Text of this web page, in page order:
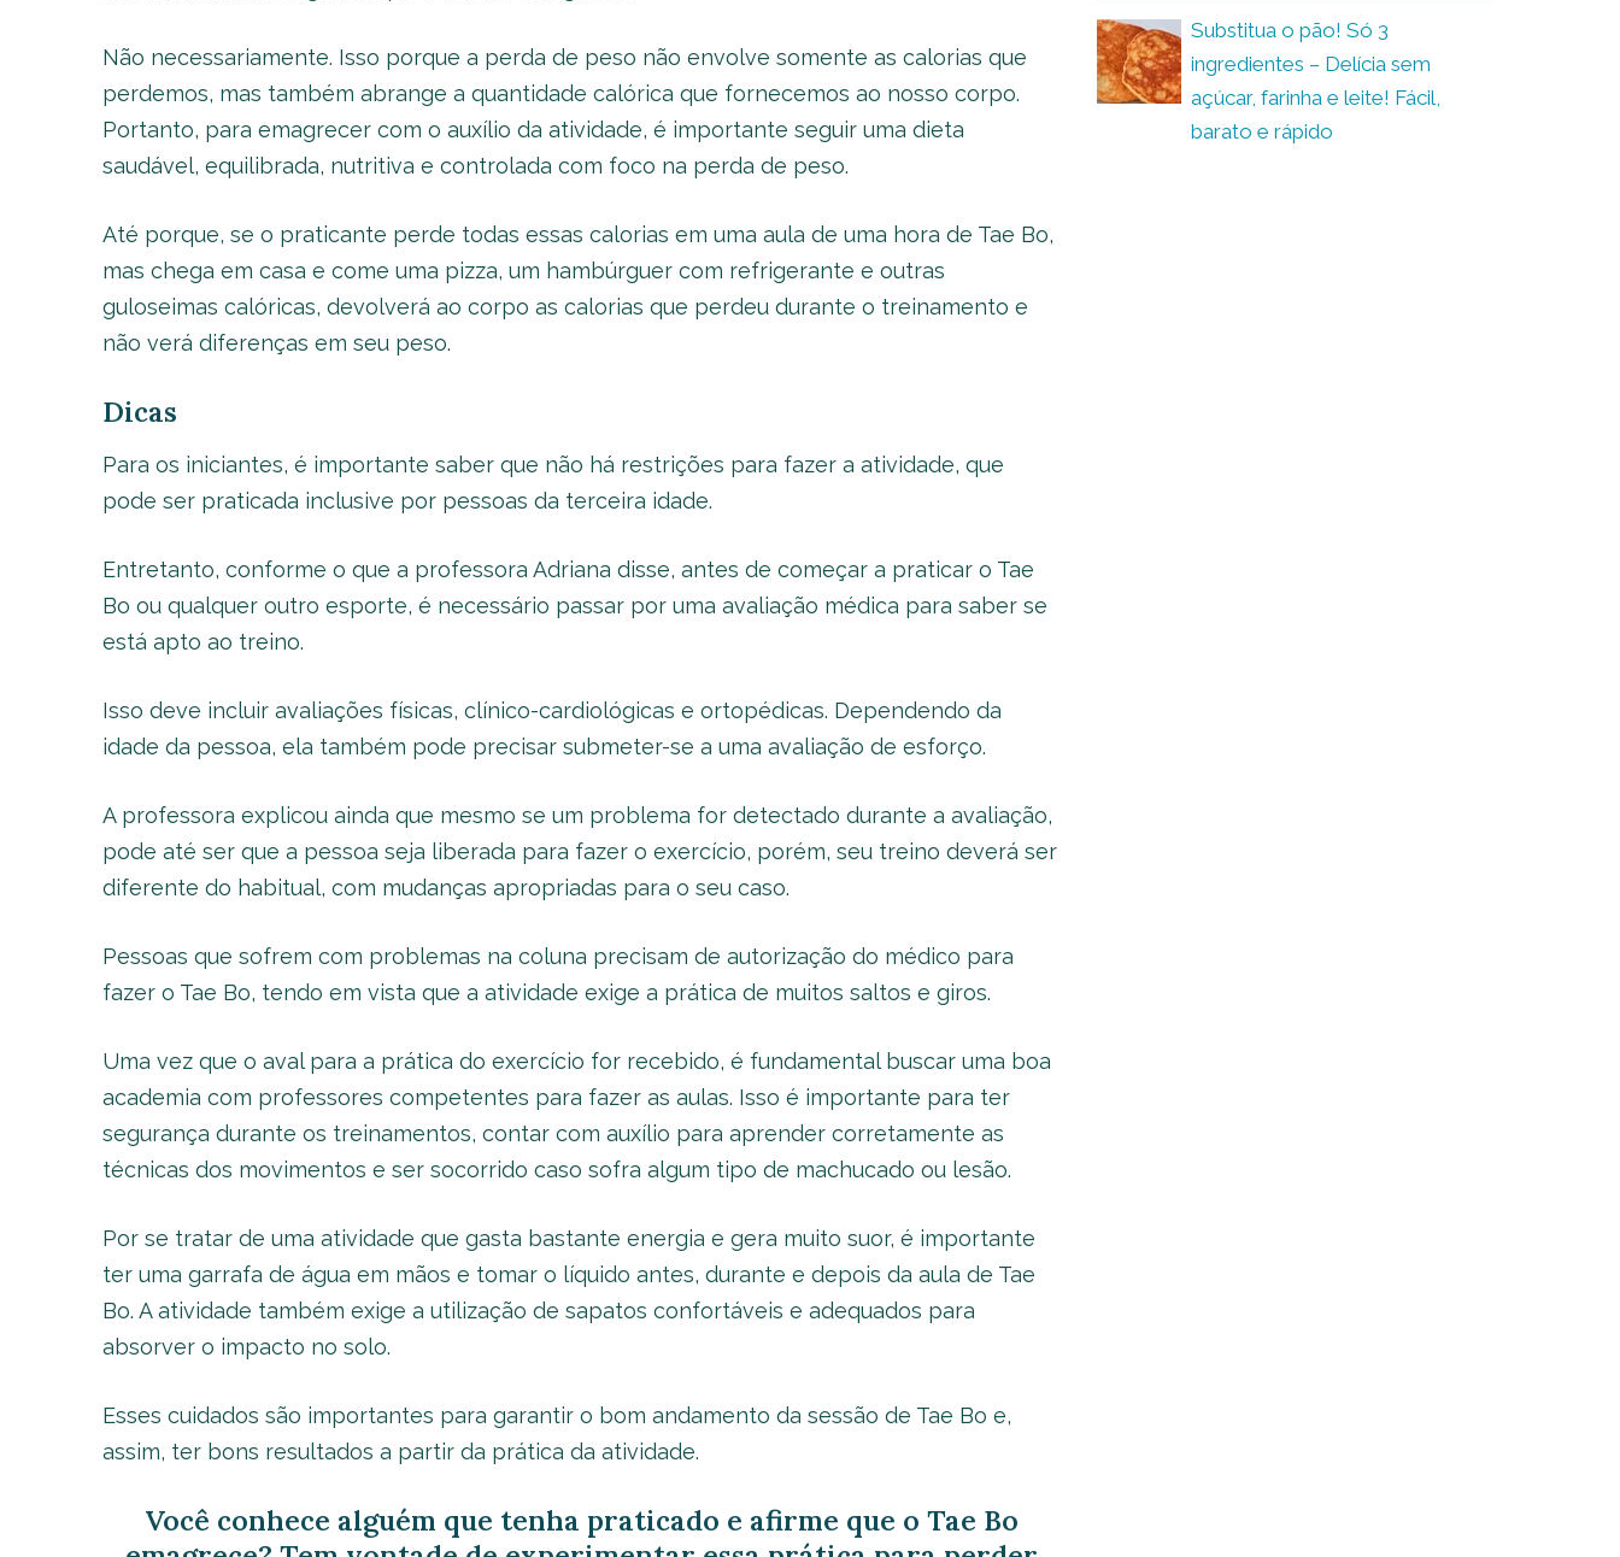
Não necessariamente. Isso porque a perda de peso não envolve somente as calorias que
perdemos, mas também abrange a quantidade calórica que fornecemos ao nosso corpo.
Portanto, para emagrecer com o auxílio da atividade, é importante seguir uma dieta
saudável, equilibrada, nutritiva e controlada com foco na perda de peso.
Até porque, se o praticante perde todas essas calorias em uma aula de uma hora de Tae Bo,
mas chega em casa e come uma pizza, um hambúrguer com refrigerante e outras
guloseimas calóricas, devolverá ao corpo as calorias que perdeu durante o treinamento e
não verá diferenças em seu peso.
Dicas
Para os iniciantes, é importante saber que não há restrições para fazer a atividade, que
pode ser praticada inclusive por pessoas da terceira idade.
Entretanto, conforme o que a professora Adriana disse, antes de começar a praticar o Tae
Bo ou qualquer outro esporte, é necessário passar por uma avaliação médica para saber se
está apto ao treino.
Isso deve incluir avaliações físicas, clínico-cardiológicas e ortopédicas. Dependendo da
idade da pessoa, ela também pode precisar submeter-se a uma avaliação de esforço.
A professora explicou ainda que mesmo se um problema for detectado durante a avaliação,
pode até ser que a pessoa seja liberada para fazer o exercício, porém, seu treino deverá ser
diferente do habitual, com mudanças apropriadas para o seu caso.
Pessoas que sofrem com problemas na coluna precisam de autorização do médico para
fazer o Tae Bo, tendo em vista que a atividade exige a prática de muitos saltos e giros.
Uma vez que o aval para a prática do exercício for recebido, é fundamental buscar uma boa
academia com professores competentes para fazer as aulas. Isso é importante para ter
segurança durante os treinamentos, contar com auxílio para aprender corretamente as
técnicas dos movimentos e ser socorrido caso sofra algum tipo de machucado ou lesão.
Por se tratar de uma atividade que gasta bastante energia e gera muito suor, é importante
ter uma garrafa de água em mãos e tomar o líquido antes, durante e depois da aula de Tae
Bo. A atividade também exige a utilização de sapatos confortáveis e adequados para
absorver o impacto no solo.
Esses cuidados são importantes para garantir o bom andamento da sessão de Tae Bo e,
assim, ter bons resultados a partir da prática da atividade.
Você conhece alguém que tenha praticado e afirme que o Tae Bo
Substitua o pão! Só 3
ingredientes – Delícia sem
açúcar, farinha e leite! Fácil,
barato e rápido